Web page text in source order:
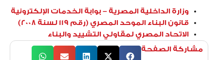
وزارة الداخلية المصرية – بوابة الخدمات الإلكترونية
قانون البناء الموحد المصري (رقم 119 لسنة 2008)
الاتحاد المصري لمقاولي التشييد والبناء
مشاركة الصفحة